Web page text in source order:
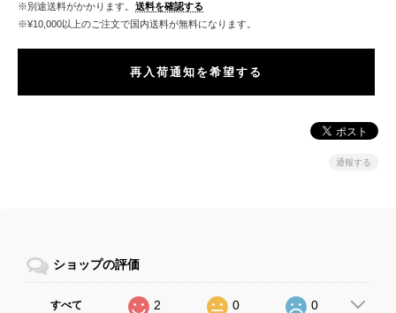
※別途送料がかかります。 送料を確認する
※¥10,000以上のご注文で国内送料が無料になります。
再入荷通知を希望する
通報する
ショップの評価
すべて 2 0 0